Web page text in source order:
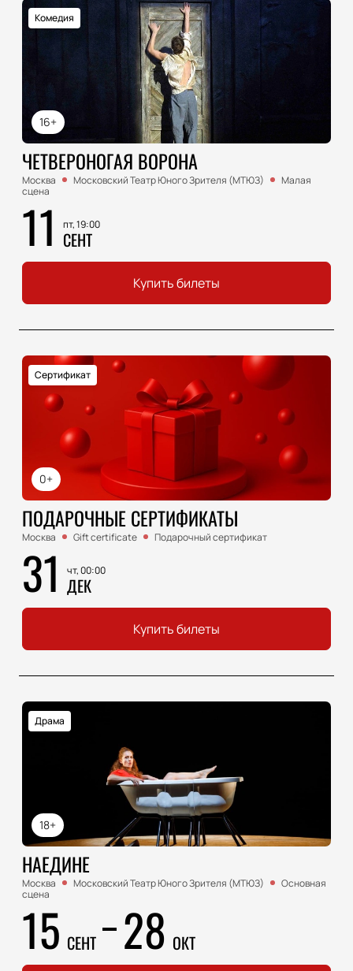
16+
Комедия
ЧЕТВЕРОНОГАЯ ВОРОНА
Москва Московский Театр Юного Зрителя (МТЮЗ)
Малая
сцена
11 пт, 19:00
СЕНТ
Купить билеты
0+
Сертификат
ПОДАРОЧНЫЕ СЕРТИФИКАТЫ
Москва Gift certificate Подарочный сертификат
31 чт, 00:00
ДЕК
Купить билеты
18+
Драма
НАЕДИНЕ
Москва Московский Театр Юного Зрителя (МТЮЗ)
Основная
сцена
15 СЕНТ 28 ОКТ